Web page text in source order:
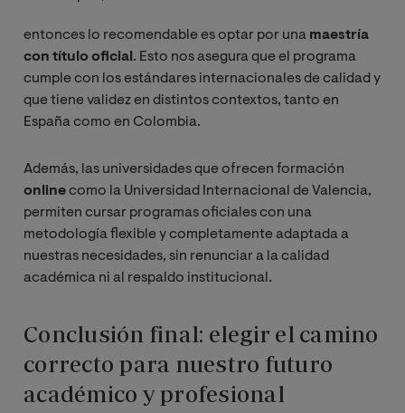
entonces lo recomendable es optar por una maestría
con título oficial . Esto nos asegura que el programa
cumple con los estándares internacionales de calidad y
que tiene validez en distintos contextos, tanto en
España como en Colombia.
Además, las universidades que ofrecen formación
onlinecomo la Universidad Internacional de Valencia,
permiten cursar programas oficiales con una
metodología flexible y completamente adaptada a
nuestras necesidades, sin renunciar a la calidad
académica ni al respaldo institucional.
Conclusión final: elegir el camino
correcto para nuestro futuro
académico y profesional